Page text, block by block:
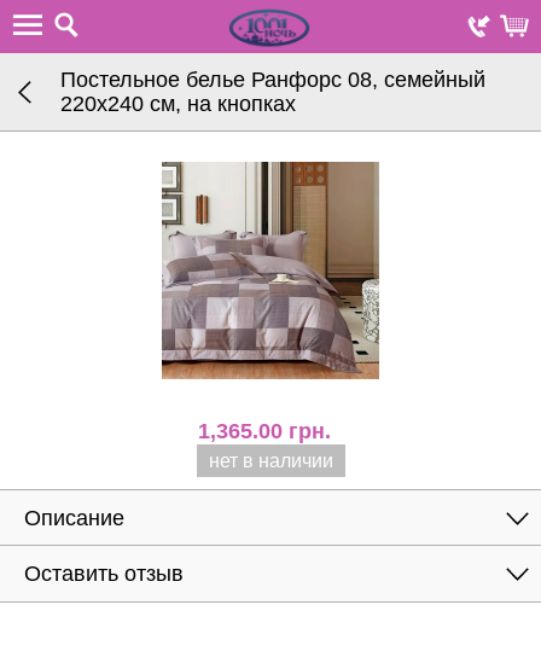
Постельное белье Ранфорс 08, семейный
220х240 см, на кнопках
1,365.00 грн.
нет в наличии
Описание
Оставить отзыв